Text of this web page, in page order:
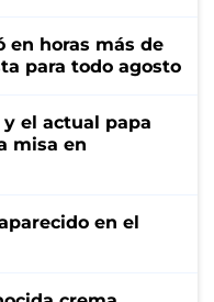
en horas más de
para todo agosto
el actual papa
misa en
en el